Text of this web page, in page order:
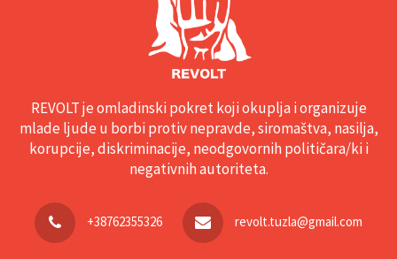
REVOLT je omladinski pokret koji okuplja i organizuje
mlade ljude u borbi protiv nepravde, siromaštva, nasilja,
korupcije, diskriminacije, neodgovornih političara/ki i
negativnih autoriteta.
+38762355326 revolt.tuzla@gmail.com